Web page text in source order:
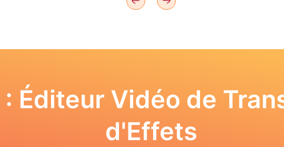
: Éditeur Vidéo de
d'Effets